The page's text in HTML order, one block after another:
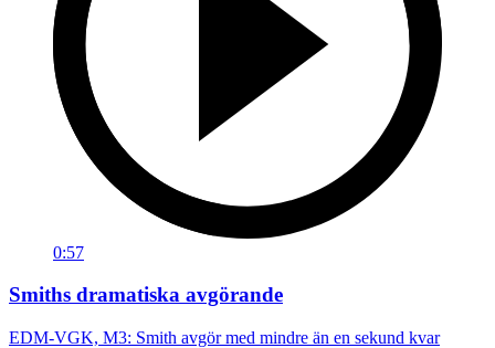
0:57
Smiths dramatiska avgörande
EDM-VGK, M3: Smith avgör med mindre än en sekund kvar